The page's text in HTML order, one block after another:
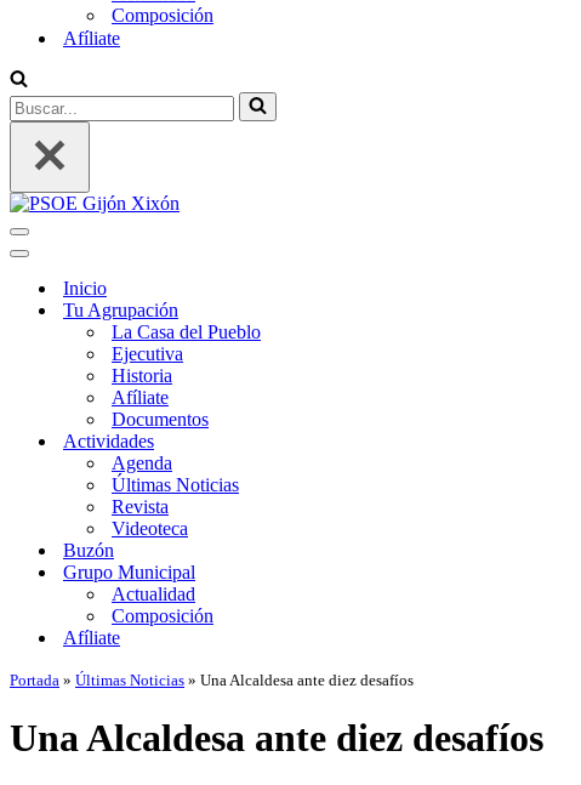
Composición
Afíliate
Buscar...
Menú
de
Menú
navegación
Inicio
Tu Agrupación
La Casa del Pueblo
Ejecutiva
Historia
Afíliate
Documentos
Actividades
Agenda
Últimas Noticias
Revista
Videoteca
Buzón
Grupo Municipal
Actualidad
Composición
Afíliate
Portada » Últimas Noticias » Una Alcaldesa ante diez desafíos
Una Alcaldesa ante diez desafíos